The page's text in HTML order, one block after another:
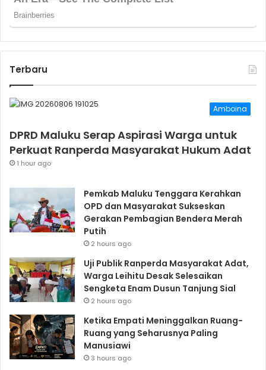
Terbaru
Amboina
DPRD Maluku Serap Aspirasi Warga untuk
Perkuat Ranperda Masyarakat Hukum Adat
1 hour ago
Pemkab Maluku Tenggara Kerahkan
OPD dan Masyarakat Sukseskan
Gerakan Pembagian Bendera Merah
Putih
2 hours ago
Uji Publik Ranperda Masyarakat Adat,
Warga Leihitu Desak Selesaikan
Sengketa Enam Dusun Tanjung Sial
2 hours ago
Ketika Empati Meninggalkan Ruang-
Ruang yang Seharusnya Paling
Manusiawi
3 hours ago